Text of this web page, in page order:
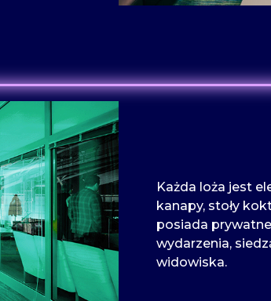
Każda loża jest
kanapy, stoły
posiada
wydarzenia,
widowiska.